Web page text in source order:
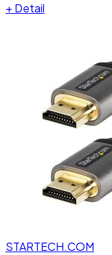
+ Detail
STARTECH.COM